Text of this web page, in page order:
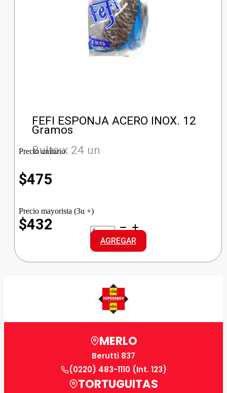
FEFI ESPONJA ACERO INOX. 12
Gramos
Bulto x 24 un
Precio unitario
$475
Precio mayorista (3u +)
$432
FEFI
ESPONJA
ACERO
INOX.
cantidad
AGREGAR
MERLO
Berutti 837
(0220) 483-1110 (Int. 123)
TORTUGUITAS